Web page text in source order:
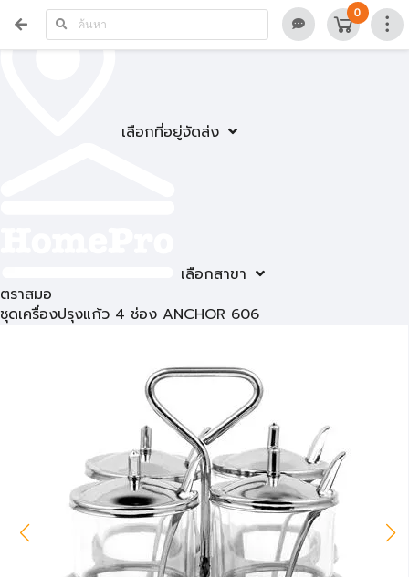
เลือกที่อยู่จัดส่ง
เลือกสาขา
0
ตราสมอ
ชุดเครื่องปรุงแก้ว 4 ช่อง ANCHOR 606